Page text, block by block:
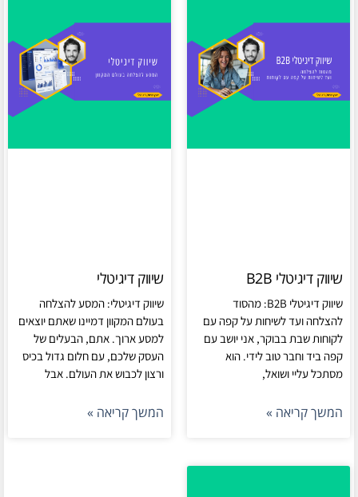
שיווק דיגיטלי B2B
שיווק דיגיטלי B2B: מהסוד
להצלחה ועד לשיחות על קפה עם
לקוחות שבת בבוקר, אני יושב עם
קפה ביד וחבר טוב לידי. הוא
מסתכל עליי ושואל,
המשך קריאה »
שיווק דיגיטלי
שיווק דיגיטלי: המסע להצלחה
בעולם המקוון דמיינו שאתם יוצאים
למסע ארוך. אתם, הבעלים של
העסק שלכם, עם חלום גדול בכיס
ורצון לכבוש את העולם. אבל
המשך קריאה »